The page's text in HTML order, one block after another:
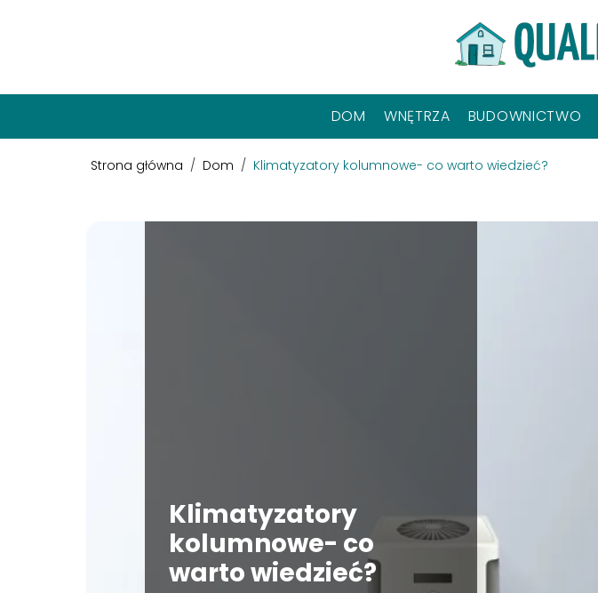
DOM WNĘTRZA BUDOWNICTWO
Strona główna / Dom / Klimatyzatory kolumnowe- co warto wiedzieć?
Klimatyzatory
kolumnowe- co
warto wiedzieć?